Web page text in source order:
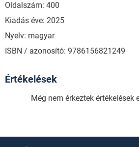
Oldalszám: 400
Kiadás éve: 2025
Nyelv: magyar
ISBN / azonosító: 9786156821249
Értékelések
Még nem érkeztek értékelések